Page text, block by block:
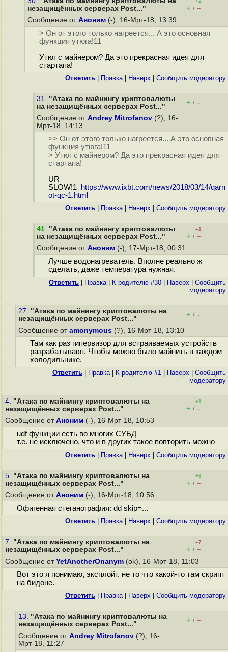
незащищённых серверах Post..."
+ / –
Сообщение от Аноним (-), 16-Мрт-18, 13:39
> Он от этого только нагреется... А это основная
функция утюга!11
Утюг с майнером? Да это прекрасная идея для
стартапа!
Ответить Правка| Наверх Cообщить модератору
31. "Атака по майнингу криптовалюты
на незащищённых серверах Post..."
+ / –
Сообщение от Andrey Mitrofanov (?), 16-
Мрт-18, 14:13
>> Он от этого только нагреется... А это основная
функция утюга!11
> Утюг с майнером? Да это прекрасная идея для
стартапа!
UR
SLOW!1
https://www.ixbt.com/news/2018/03/14/qarn
ot-qc-1.html
Ответить Правка| Наверх Cообщить модератору
41. "Атака по майнингу криптовалюты
на незащищённых серверах Post..."
–1
+ / –
Сообщение от Аноним (-), 17-Мрт-18, 00:31
Лучше водонагреватель. Вполне реально ж
сделать, даже температура нужная.
Ответить Правка| К родителю #30 Наверх
Cообщить
модератору
27. "Атака по майнингу криптовалюты на
незащищённых серверах Post..."
+ / –
Сообщение от amonymous (?), 16-Мрт-18, 13:10
Там как раз гипервизор для встраиваемых устройств
разрабатывают. Чтобы можно было майнить в каждом
холодильнике.
Ответить Правка| К родителю #1 Наверх
Cообщить
модератору
4. "Атака по майнингу криптовалюты на
незащищённых серверах Post..."
+1
+ / –
Сообщение от Аноним (-), 16-Мрт-18, 10:53
udf функции есть во многих СУБД
т.е. не исключено, что и в других такое повторить можно
Ответить Правка| Наверх Cообщить модератору
5. "Атака по майнингу криптовалюты на
незащищённых серверах Post..."
+6
+ / –
Сообщение от Аноним (-), 16-Мрт-18, 10:56
Офигенная стеганография: dd skip=...
Ответить Правка| Наверх Cообщить модератору
7. "Атака по майнингу криптовалюты на
незащищённых серверах Post..."
–7
+ / –
Сообщение от YetAnotherOnanym (ok), 16-Мрт-18, 11:03
Вот это я понимаю, эксплойт, не то что какой-то там скрипт
на бидоне.
Ответить Правка| Наверх Cообщить модератору
13. "Атака по майнингу криптовалюты на
незащищённых серверах Post..."
+ / –
Сообщение от Andrey Mitrofanov (?), 16-
Мрт-18, 11:27